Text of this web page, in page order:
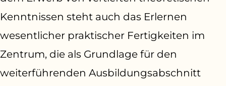
Kenntnissen steht auch das Erlernen
wesent­licher praktischer Fertigkeiten im
Zentrum, die als Grundlage für den
weiterführenden Ausbildungsabschnitt